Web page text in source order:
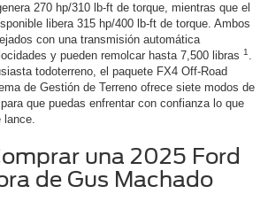
270 hp/310 lb-ft de torque, mientras que el
libera 315 hp/400 lb-ft de torque. Ambos
con una transmisión automática
y pueden remolcar hasta 7,500 libras 1 .
todoterreno, el paquete FX4 Off-Road
de Gestión de Terreno ofrece siete modos de
que puedas enfrentar con confianza lo que
lance.
una 2025 Ford
de Gus Machado